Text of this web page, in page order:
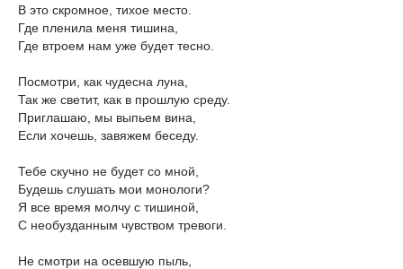
В это скромное, тихое место.
Где пленила меня тишина,
Где втроем нам уже будет тесно.
Посмотри, как чудесна луна,
Так же светит, как в прошлую среду.
Приглашаю, мы выпьем вина,
Если хочешь, завяжем беседу.
Тебе скучно не будет со мной,
Будешь слушать мои монологи?
Я все время молчу с тишиной,
С необузданным чувством тревоги.
Не смотри на осевшую пыль,